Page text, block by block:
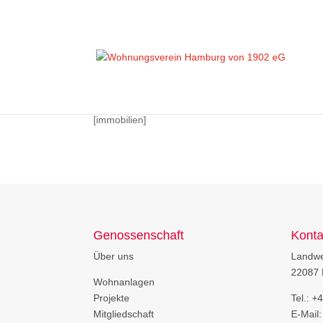
[immobilien]
Genossenschaft
Über uns
Wohnanlagen
Projekte
Mitgliedschaft
22087
Tel.:
E-